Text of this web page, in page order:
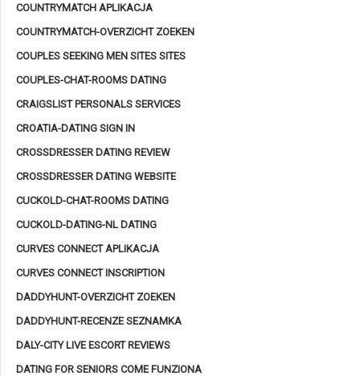
COUNTRYMATCH APLIKACJA
COUNTRYMATCH-OVERZICHT ZOEKEN
COUPLES SEEKING MEN SITES SITES
COUPLES-CHAT-ROOMS DATING
CRAIGSLIST PERSONALS SERVICES
CROATIA-DATING SIGN IN
CROSSDRESSER DATING REVIEW
CROSSDRESSER DATING WEBSITE
CUCKOLD-CHAT-ROOMS DATING
CUCKOLD-DATING-NL DATING
CURVES CONNECT APLIKACJA
CURVES CONNECT INSCRIPTION
DADDYHUNT-OVERZICHT ZOEKEN
DADDYHUNT-RECENZE SEZNAMKA
DALY-CITY LIVE ESCORT REVIEWS
DATING FOR SENIORS COME FUNZIONA